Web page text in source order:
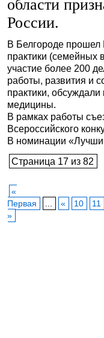
области
России.
В Белгороде прошел
практики (семейных
участие более 200
работы, развития и
практики,
медицины.
В рамках работы
Всероссийского
В номинации
Страница 17 из 82
«
Первая
« 10 11
»